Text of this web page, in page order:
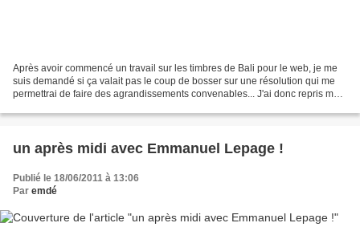
Après avoir commencé un travail sur les timbres de Bali pour le web, je me
suis demandé si ça valait pas le coup de bosser sur une résolution qui me
permettrai de faire des agrandissements convenables... J'ai donc repris mes
un après midi avec Emmanuel Lepage !
Publié le 18/06/2011 à 13:06
Par emdé